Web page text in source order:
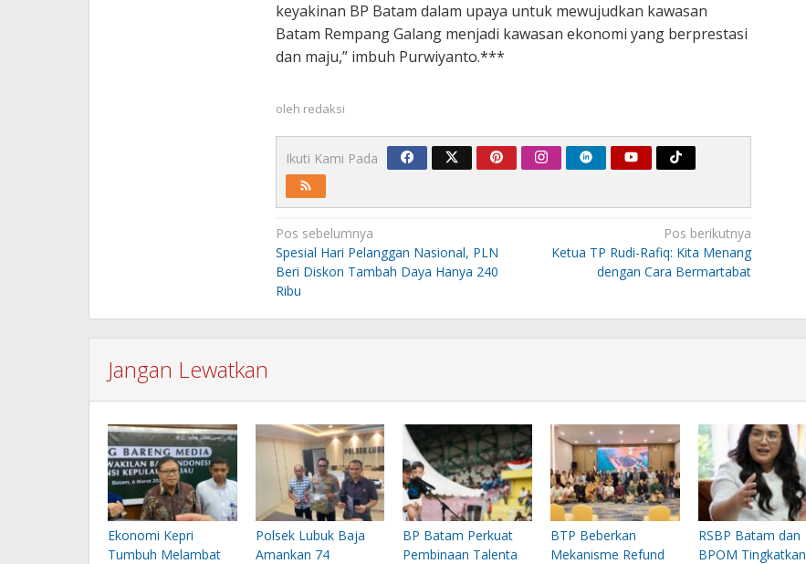
keyakinan BP Batam dalam upaya untuk mewujudkan kawasan
Batam Rempang Galang menjadi kawasan ekonomi yang berprestasi
dan maju,” imbuh Purwiyanto.***
oleh redaksi
Ikuti Kami Pada
Navigasi
pos
Pos sebelumnya
Spesial Hari Pelanggan Nasional, PLN
Beri Diskon Tambah Daya Hanya 240
Ribu
Pos berikutnya
Ketua TP Rudi-Rafiq: Kita Menang
dengan Cara Bermartabat
Jangan Lewatkan
Ekonomi Kepri
Tumbuh Melambat
Polsek Lubuk Baja
Amankan 74
BP Batam Perkuat
Pembinaan Talenta
BTP Beberkan
Mekanisme Refund
RSBP Batam dan
BPOM Tingkatkan